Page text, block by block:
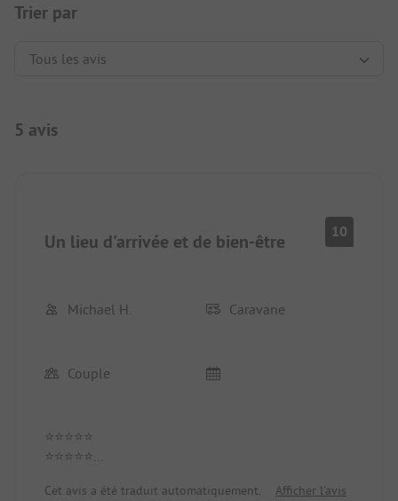
Trier par
5 avis
Un lieu d'arrivée et de bien-être 10
Michael H. Caravane
Couple
⭐⭐⭐⭐⭐
⭐⭐⭐⭐⭐
Un camping où l'on se sent bien dès le premier
Cet avis a été traduit automatiquement.
Afficher l'avis